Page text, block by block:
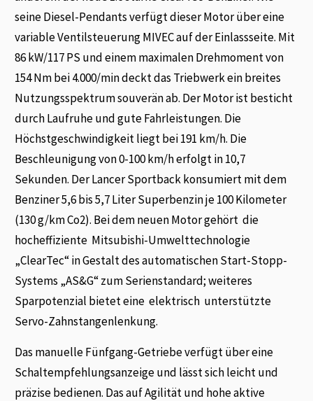
seine Diesel-Pendants verfügt dieser Motor über eine
variable Ventilsteuerung MIVEC auf der Einlassseite. Mit
86 kW/117 PS und einem maximalen Drehmoment von
154 Nm bei 4.000/min deckt das Triebwerk ein breites
Nutzungsspektrum souverän ab. Der Motor ist besticht
durch Laufruhe und gute Fahrleistungen. Die
Höchstgeschwindigkeit liegt bei 191 km/h. Die
Beschleunigung von 0-100 km/h erfolgt in 10,7
Sekunden. Der Lancer Sportback konsumiert mit dem
Benziner 5,6 bis 5,7 Liter Superbenzin je 100 Kilometer
(130 g/km Co2). Bei dem neuen Motor gehört die
hocheffiziente Mitsubishi-Umwelttechnologie
„ClearTec“ in Gestalt des automatischen Start-Stopp-
Systems „AS&G“ zum Serienstandard; weiteres
Sparpotenzial bietet eine elektrisch unterstützte
Servo-Zahnstangenlenkung.
Das manuelle Fünfgang-Getriebe verfügt über eine
Schaltempfehlungsanzeige und lässt sich leicht und
präzise bedienen. Das auf Agilität und hohe aktive